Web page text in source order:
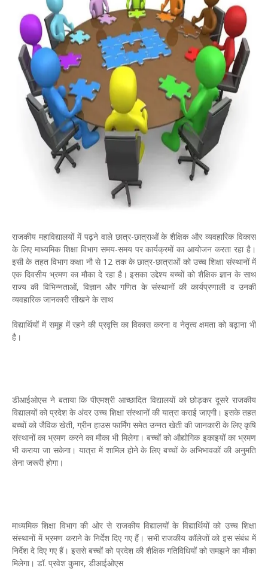
राजकीय महाविद्यालयों में पढ़ने वाले छात्र-छात्राओं के शैक्षिक और व्यवहारिक विकास
के लिए माध्यमिक शिक्षा विभाग समय-समय पर कार्यक्रमों का आयोजन करता रहा है।
इसी के तहत विभाग कक्षा नौ से 12 तक के छात्र-छात्राओं को उच्च शिक्षा संस्थानों में
एक दिवसीय भ्रमण का मौका दे रहा है। इसका उद्देश्य बच्चों को शैक्षिक ज्ञान के साथ
राज्य की विभिन्नताओं, विज्ञान और गणित के संस्थानों की कार्यप्रणाली व उनकी
व्यवहारिक जानकारी सीखने के साथ
विद्यार्थियों में समूह में रहने की प्रवृत्ति का विकास करना व नेतृत्व क्षमता को बढ़ाना भी
है।
डीआईओएस ने बताया कि पीएमश्री आच्छादित विद्यालयों को छोड़कर दूसरे राजकीय
विद्यालयों को प्रदेश के अंदर उच्च शिक्षा संस्थानों की यात्रा कराई जाएगी। इसके तहत
बच्चों को जैविक खेती, ग्रीन हाउस फार्मिंग समेत उन्नत खेती की जानकारी के लिए कृषि
संस्थानों का भ्रमण करने का मौका भी मिलेगा। बच्चों को औद्योगिक इकाइयों का भ्रमण
भी कराया जा सकेगा। यात्रा में शामिल होने के लिए बच्चों के अभिभावकों की अनुमति
लेना जरूरी होगा।
माध्यमिक शिक्षा विभाग की ओर से राजकीय विद्यालयों के विद्यार्थियों को उच्च शिक्षा
संस्थानों में भ्रमण कराने के निर्देश दिए गए हैं। सभी राजकीय कॉलेजों को इस संबंध में
निर्देश दे दिए गए हैं। इससे बच्चों को प्रदेश की शैक्षिक गतिविधियों को समझने का मौका
मिलेगा। डॉ. प्रवेश कुमार, डीआईओएस